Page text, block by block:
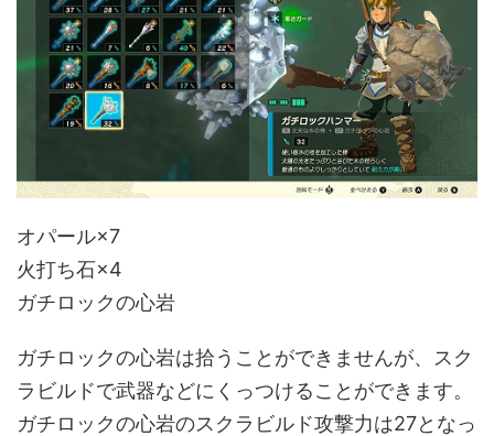
オパール×7
火打ち石×4
ガチロックの心岩
ガチロックの心岩は拾うことができませんが、スク
ラビルドで武器などにくっつけることができます。
ガチロックの心岩のスクラビルド攻撃力は27となっ